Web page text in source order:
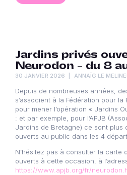
Jardins privés
Neurodon – du 8
30 JANVIER 2026 ANNAÏG LE
Depuis de nombreuses années,
s’associent à la Fédération pour
pour mener l’opération « Jardins
: et par exemple, pour l’APJB
Jardins de Bretagne) ce sont plus
ouverts au public dans les 4
N’hésitez pas à consulter la carte
ouverts à cette occasion, à
https://www.apjb.org/fr/